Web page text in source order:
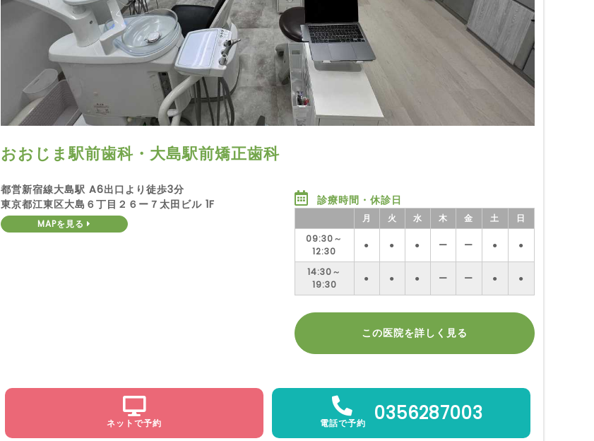
おおじま駅前歯科・大島駅前矯正歯科
都営新宿線大島駅 A6出口より徒歩3分
東京都江東区大島６丁目２６ー７太田ビル 1F
MAPを見る
診療時間・休診日
月 火 水 木 金 土
日
09:30～
12:30
● ● ● ー ー ● ●
14:30～
19:30
● ● ● ー ー ● ●
この医院を詳しく見る
ネットで予約 電話で予約 0356287003